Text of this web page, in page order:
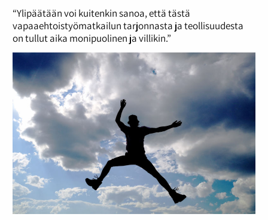
“Ylipäätään voi kuitenkin sanoa, että tästä
vapaaehtoistyömatkailun tarjonnasta ja teollisuudesta
on tullut aika monipuolinen ja villikin.”